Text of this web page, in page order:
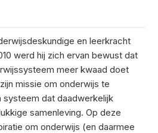
en leerkracht
werd hij zich ervan bewust dat
meer kwaad doet
missie om onderwijs te
systeem dat daadwerkelijk
samenleving. Op deze
om onderwijs (en daarmee